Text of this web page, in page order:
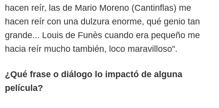
hacen reír, las de Mario Moreno (Cantinflas) me
hacen reír con una dulzura enorme, qué genio tan
grande... Louis de Funès cuando era pequeño me
hacia reír mucho también, loco maravilloso".
¿Qué frase o diálogo lo impactó de alguna
película?